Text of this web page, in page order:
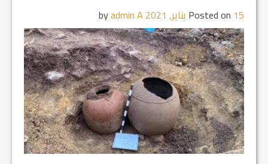
Posted on 15 يناير, 2021 admin A